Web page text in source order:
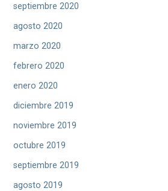
septiembre 2020
agosto 2020
marzo 2020
febrero 2020
enero 2020
diciembre 2019
noviembre 2019
octubre 2019
septiembre 2019
agosto 2019